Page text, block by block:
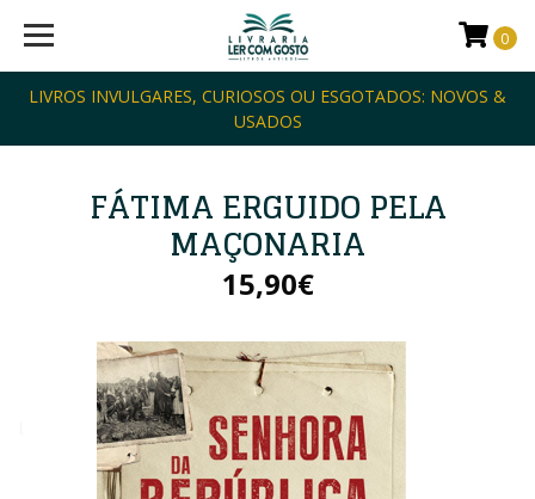
LIVROS INVULGARES, CURIOSOS OU ESGOTADOS: NOVOS &
USADOS
0
FÁTIMA ERGUIDO PELA
MAÇONARIA
15,90€